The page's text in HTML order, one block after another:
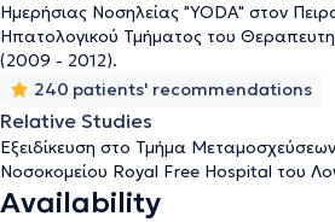
Ημερήσιας Νοσηλείας "YODA" στον
Ηπατολογικού Τμήματος του
(2009 - 2012).
240 patients' recommendations
Relative Studies
Εξειδίκευση στο Τμήμα
Νοσοκομείου Royal Free Hospital του
Availability